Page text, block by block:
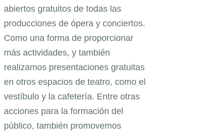
abiertos gratuitos de todas las
producciones de ópera y conciertos.
Como una forma de proporcionar
más actividades, y también
realizamos presentaciones gratuitas
en otros espacios de teatro, como el
vestíbulo y la cafetería. Entre otras
acciones para la formación del
público, también promovemos